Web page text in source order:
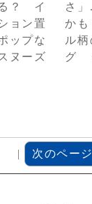
？ イ
ョン置
ップな
ヌーズ
さ
か
ル柄
グ
| 次のページ